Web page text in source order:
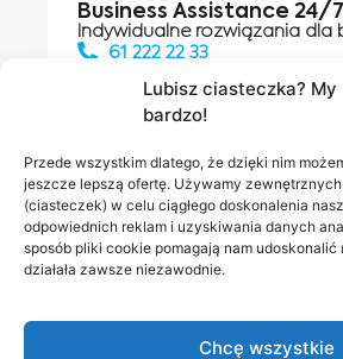
Lubisz ciasteczka? My
bardzo!
Przede wszystkim dlatego, że dzięki nim
jeszcze lepszą ofertę. Używamy
(ciasteczek) w celu ciągłego doskonalenia
odpowiednich reklam i uzyskiwania danych
sposób pliki cookie pomagają nam udoskonalić
działała zawsze niezawodnie.
Chcę wszystkie
Business Assistance 24/7
Indywidualne rozwiązania dla
61 222 22 33
Salony INEA